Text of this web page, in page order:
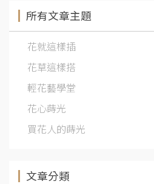
所有文章主題
花就這樣插
花草這樣搭
輕花藝學堂
花心蒔光
買花人的蒔光
文章分類